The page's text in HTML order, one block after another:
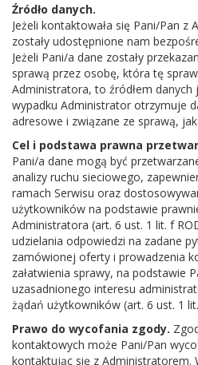
Źródło danych.
Jeżeli kontaktowała się Pani/Pan z
zostały udostępnione nam
Jeżeli Pani/a dane zostały
sprawą przez osobę, która tę
Administratora, to źródłem
wypadku Administrator otrzymuje
adresowe i związane ze sprawą,
Cel i podstawa prawna
Pani/a dane mogą być
analizy ruchu sieciowego,
ramach Serwisu oraz
użytkowników na podstawie
Administratora (art. 6 ust. 1 lit. f
udzielania odpowiedzi na zadane
zamówionej oferty i prowadzenia
załatwienia sprawy, na podstawie
uzasadnionego interesu
żądań użytkowników (art. 6 ust. 1
Prawo do wycofania zgody.
kontaktowych może Pani/Pan
kontaktując się z Administratorem.